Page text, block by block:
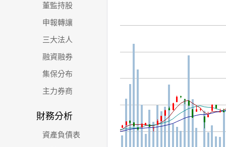
董監持股
申報轉讓
三大法人
融資融券
集保分布
主力券商
財務分析
資產負債表